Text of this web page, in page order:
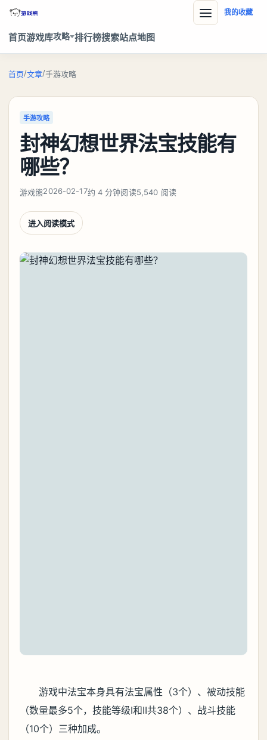
首页游戏库攻略 排行榜搜索站点地图
我的收藏
首页/文章/手游攻略
手游攻略
封神幻想世界法宝技能有
哪些？
游戏熊2026-02-17约 4 分钟阅读5,540 阅读
进入阅读模式
游戏中法宝本身具有法宝属性（3个）、被动技能
（数量最多5个，技能等级I和II共38个）、战斗技能
（10个）三种加成。